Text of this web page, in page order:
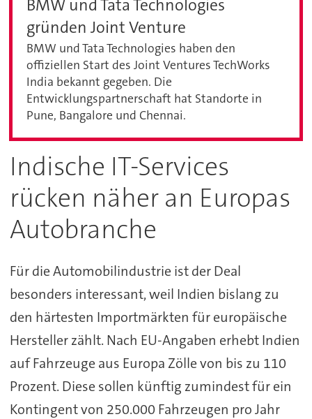
BMW und Tata Technologies
gründen Joint Venture
BMW und Tata Technologies haben den
offiziellen Start des Joint Ventures TechWorks
India bekannt gegeben. Die
Entwicklungspartnerschaft hat Standorte in
Pune, Bangalore und Chennai.
Indische IT-Services
rücken näher an Europas
Autobranche
Für die Automobilindustrie ist der Deal
besonders interessant, weil Indien bislang zu
den härtesten Importmärkten für europäische
Hersteller zählt. Nach EU-Angaben erhebt Indien
auf Fahrzeuge aus Europa Zölle von bis zu 110
Prozent. Diese sollen künftig zumindest für ein
Kontingent von 250.000 Fahrzeugen pro Jahr